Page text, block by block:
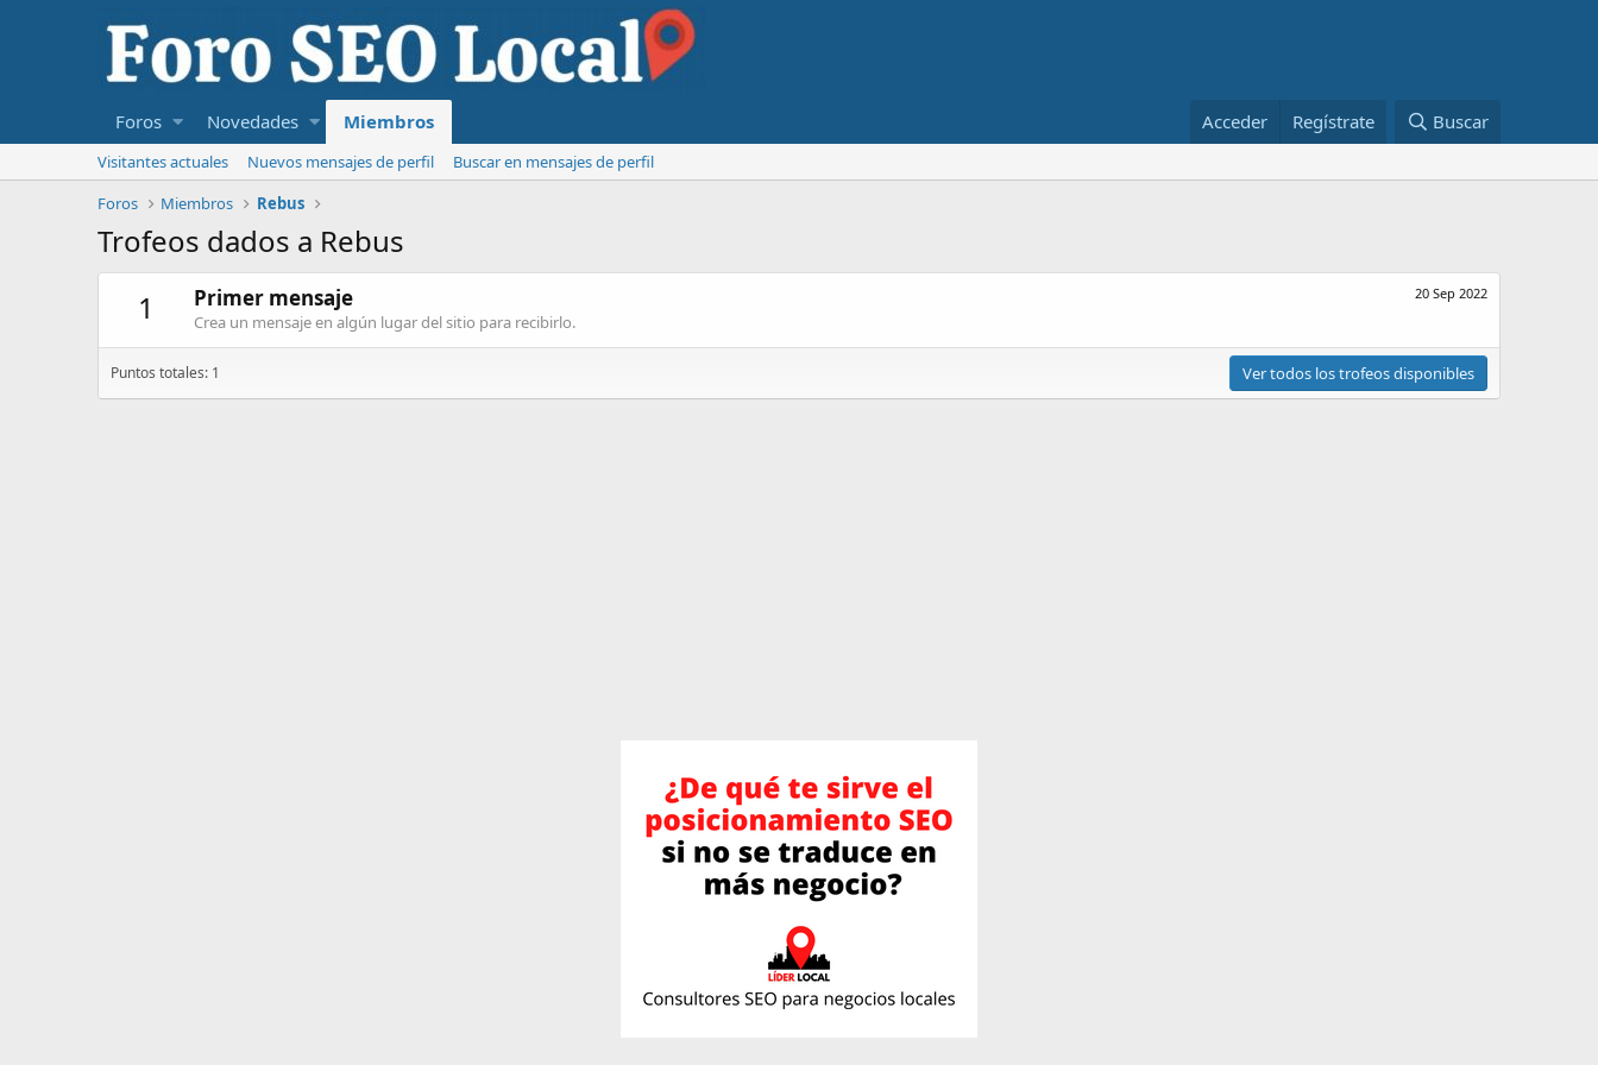
Foros Novedades Miembros Acceder Regístrate Buscar
Visitantes actuales Nuevos mensajes de perfil
Buscar en mensajes de perfil
Foros
Miembros Rebus
Trofeos dados a Rebus
1
20 Sep 2022
Primer mensaje
Crea un mensaje en algún lugar del sitio para recibirlo.
Puntos totales: 1 Ver todos los trofeos disponibles